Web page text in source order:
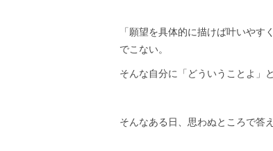
「願望を具体的に描けば叶いや
でこない。
そんな自分に「どういうことよ」
そんなある日、思わぬところで答